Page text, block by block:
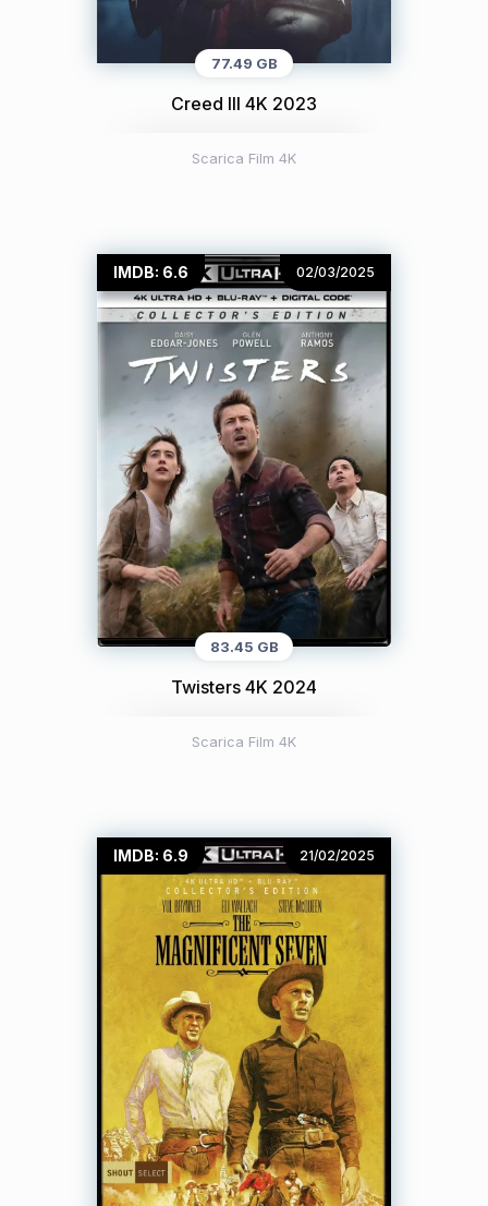
77.49 GB
Creed III 4K 2023
Scarica Film 4K
IMDB: 6.6 02/03/2025
83.45 GB
Twisters 4K 2024
Scarica Film 4K
IMDB: 6.9 21/02/2025